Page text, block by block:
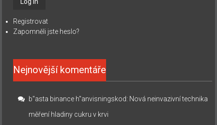
Registrovat
Zapomněli jste heslo?
Nejnovější komentáře
b"asta binance h"anvisningskod: Nová neinvazivní technika
měření hladiny cukru v krvi